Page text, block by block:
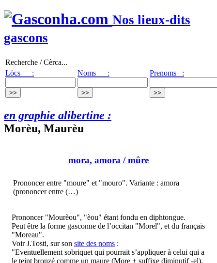
Nos lieux-dits
gascons
Recherche / Cèrca...
Lòcs :
Noms : Prenoms :
en graphie alibertine :
Morèu, Maurèu
mora, amora / mûre
Prononcer entre "moure" et "mouro". Variante : amora
(prononcer entre (…)
Prononcer "Mourèou", "èou" étant fondu en diphtongue.
Peut être la forme gasconne de l’occitan "Morel", et du français
"Moreau".
Voir J.Tosti, sur son site des noms :
"Eventuellement sobriquet qui pourrait s’appliquer à celui qui a
le teint bronzé comme un maure (More + suffixe diminutif -el),